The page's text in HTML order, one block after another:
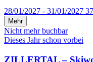
28/01/2027 - 31/01/2027
Mehr
Nicht mehr buchbar
Dieses Jahr schon vorbei
ZILLERTAL –